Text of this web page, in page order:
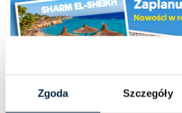
Zgoda Szczegóły